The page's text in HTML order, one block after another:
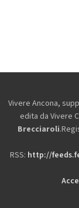
Vivere Ancona,
edita da Vivere
Brecciaroli
RSS: http://